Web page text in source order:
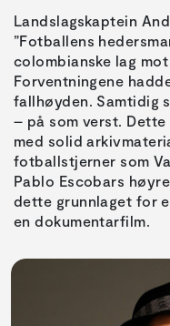
Landslagskaptein
”Fotballens
colombianske lag
Forventningene
fallhøyden. Samtidig
– på som verst.
med solid
fotballstjerner som
Pablo Escobars
dette grunnlaget for
en dokumentarfilm.